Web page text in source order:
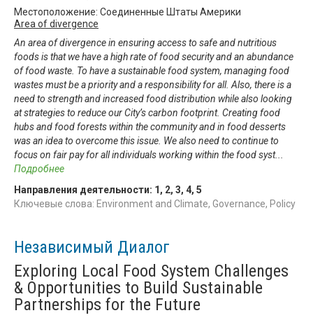
Местоположение: Соединенные Штаты Америки
Area of divergence
An area of divergence in ensuring access to safe and nutritious
foods is that we have a high rate of food security and an abundance
of food waste. To have a sustainable food system, managing food
wastes must be a priority and a responsibility for all. Also, there is a
need to strength and increased food distribution while also looking
at strategies to reduce our City’s carbon footprint. Creating food
hubs and food forests within the community and in food desserts
was an idea to overcome this issue. We also need to continue to
focus on fair pay for all individuals working within the food syst...
Подробнее
Направления деятельности: 1 , 2, 3, 4, 5
Ключевые слова: Environment and Climate, Governance, Policy
Независимый Диалог
Exploring Local Food System Challenges
& Opportunities to Build Sustainable
Partnerships for the Future